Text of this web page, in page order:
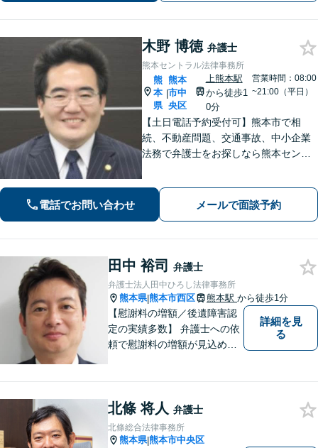
木野 博徳 弁護士
熊本セントラル法律事務所
熊
本
県
|
熊本
市中
央区
上熊本駅
から徒歩1
0分
営業時間：08:00
~21:00（平日）
【土日電話予約受付可】熊本市で相
続、不動産問題、交通事故、中小企業
法務で弁護士をお探しなら熊本セント
受付可】【休日・夜間相談可】
電話でお問い合わせ メールで面談予約
田中 裕司 弁護士
弁護士法人田中ひろし法律事務所
熊本県|熊本市西区 熊本駅 から徒歩1分
【慰謝料の増額／後遺障害認
定の実績多数】 弁護士への依
頼で慰謝料の増額が見込めま
ノウハウ多数】相続手続きか
ら遺言書までトータルサポー
ト【JR熊本駅から徒歩1分】
詳細を見
る
北條 将人 弁護士
北條総合法律事務所
熊本県|熊本市中央区